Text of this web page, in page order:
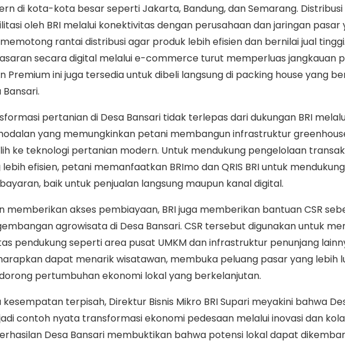
di kota-kota besar seperti Jakarta, Bandung, dan Semarang. Distribusi
oleh BRI melalui konektivitas dengan perusahaan dan jaringan pasar
rantai distribusi agar produk lebih efisien dan bernilai jual
secara digital melalui e-commerce turut memperluas jangkauan
Premium ini juga tersedia untuk dibeli langsung di packing house yang
Bansari.
pertanian di Desa Bansari tidak terlepas dari dukungan BRI
yang memungkinkan petani membangun infrastruktur
ke teknologi pertanian modern. Untuk mendukung pengelolaan
lebih efisien, petani memanfaatkan BRImo danQRIS BRI untuk
baik untuk penjualan langsung maupun kanal digital.
memberikan akses pembiayaan, BRI juga memberikan bantuan CSR
agrowisata di Desa Bansari. CSR tersebut digunakan untuk
pendukung seperti area pusat UMKM dan infrastruktur penunjang
dapat menarik wisatawan, membuka peluang pasar yang lebih
pertumbuhan ekonomi lokal yang berkelanjutan.
kesempatan terpisah, Direktur Bisnis Mikro BRI Supari meyakini bahwa
contoh nyata transformasi ekonomi pedesaan melalui inovasi dan
Desa Bansari membuktikan bahwa potensi lokal dapat